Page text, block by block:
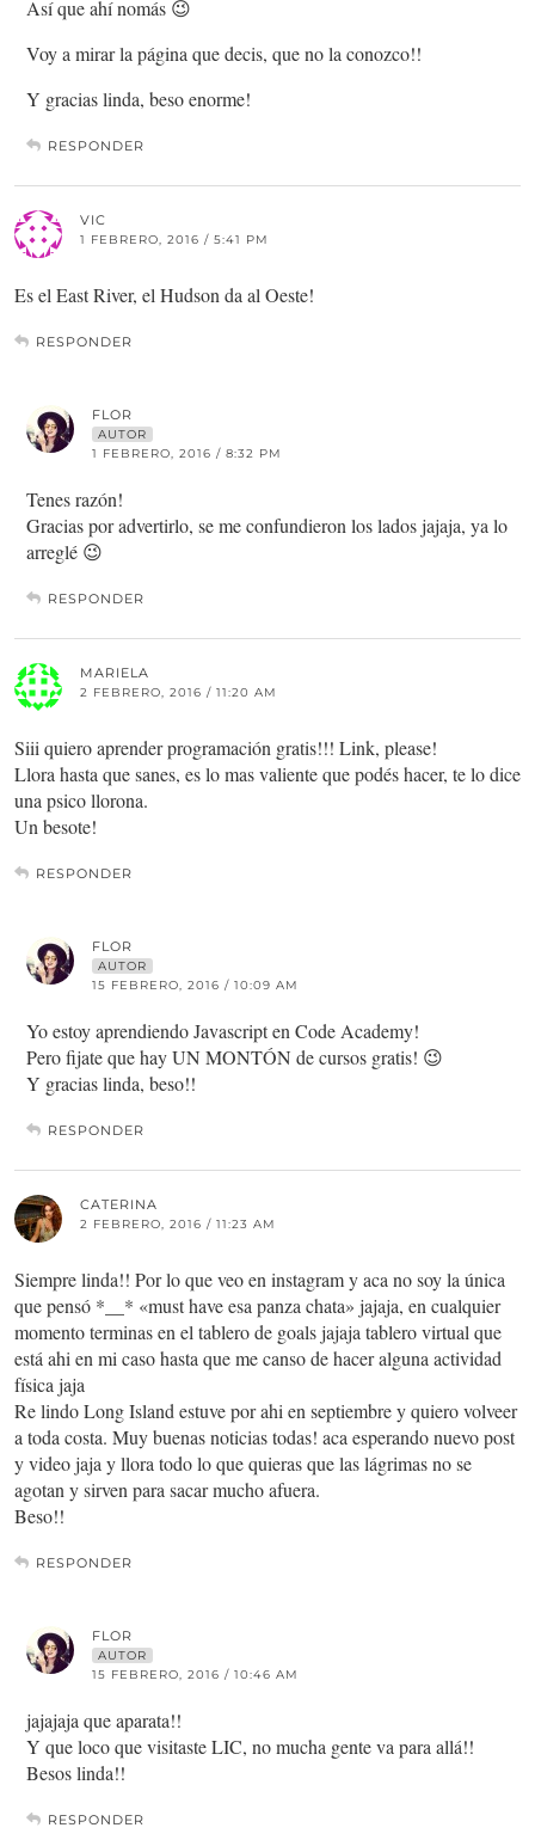
Así que ahí nomás 😉
Voy a mirar la página que decis, que no la conozco!!
Y gracias linda, beso enorme!
RESPONDER
VIC
1 FEBRERO, 2016 / 5:41 PM
Es el East River, el Hudson da al Oeste!
RESPONDER
FLOR
AUTOR
1 FEBRERO, 2016 / 8:32 PM
Tenes razón!
Gracias por advertirlo, se me confundieron los lados jajaja, ya lo
arreglé 😉
RESPONDER
MARIELA
2 FEBRERO, 2016 / 11:20 AM
Siii quiero aprender programación gratis!!! Link, please!
Llora hasta que sanes, es lo mas valiente que podés hacer, te lo dice
una psico llorona.
Un besote!
RESPONDER
FLOR
AUTOR
15 FEBRERO, 2016 / 10:09 AM
Yo estoy aprendiendo Javascript en Code Academy!
Pero fijate que hay UN MONTÓN de cursos gratis! 😉
Y gracias linda, beso!!
RESPONDER
CATERINA
2 FEBRERO, 2016 / 11:23 AM
Siempre linda!! Por lo que veo en instagram y aca no soy la única
que pensó *__* «must have esa panza chata» jajaja, en cualquier
momento terminas en el tablero de goals jajaja tablero virtual que
está ahi en mi caso hasta que me canso de hacer alguna actividad
física jaja
Re lindo Long Island estuve por ahi en septiembre y quiero volveer
a toda costa. Muy buenas noticias todas! aca esperando nuevo post
y video jaja y llora todo lo que quieras que las lágrimas no se
agotan y sirven para sacar mucho afuera.
Beso!!
RESPONDER
FLOR
AUTOR
15 FEBRERO, 2016 / 10:46 AM
jajajaja que aparata!!
Y que loco que visitaste LIC, no mucha gente va para allá!!
Besos linda!!
RESPONDER